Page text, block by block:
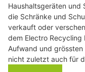
Haushaltsgeräten und
die Schränke und
verkauft oder
dem Electro Recycling
Aufwand und
nicht zuletzt auch für